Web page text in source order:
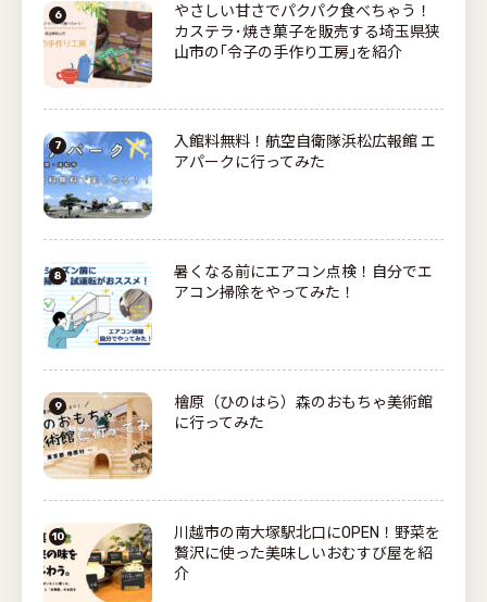
やさしい甘さでパクパク食べちゃう！
カステラ･焼き菓子を販売する埼玉県狭
山市の｢令子の手作り工房｣を紹介
入館料無料！航空自衛隊浜松広報館 エ
アパークに行ってみた
暑くなる前にエアコン点検！自分でエ
アコン掃除をやってみた！
檜原（ひのはら）森のおもちゃ美術館
に行ってみた
川越市の南大塚駅北口にOPEN！野菜を
贅沢に使った美味しいおむすび屋を紹
介